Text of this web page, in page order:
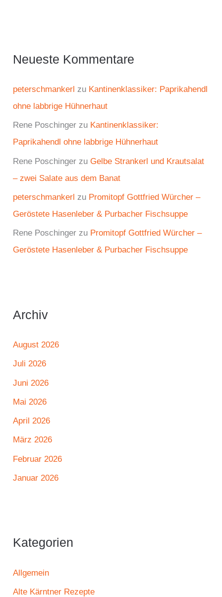
Neueste Kommentare
peterschmankerl zu Kantinenklassiker: Paprikahendl
ohne labbrige Hühnerhaut
Rene Poschinger zu Kantinenklassiker:
Paprikahendl ohne labbrige Hühnerhaut
Rene Poschinger zuGelbe Strankerl und Krautsalat
– zwei Salate aus dem Banat
peterschmankerl zu Promitopf Gottfried Würcher –
Geröstete Hasenleber & Purbacher Fischsuppe
Rene Poschinger zu Promitopf Gottfried Würcher –
Geröstete Hasenleber & Purbacher Fischsuppe
Archiv
August 2026
Juli 2026
Juni 2026
Mai 2026
April 2026
März 2026
Februar 2026
Januar 2026
Kategorien
Allgemein
Alte Kärntner Rezepte